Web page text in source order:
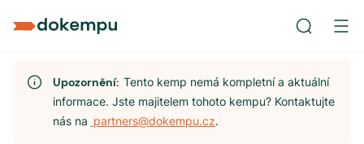
Upozornění:Tento kemp nemá kompletní a aktuální
informace. Jste majitelem tohoto kempu? Kontaktujte
nás na partners@dokempu.cz.